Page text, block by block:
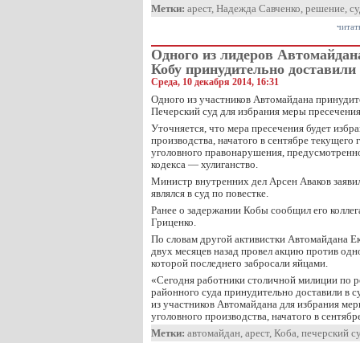
Метки: арест, Надежда Савченко, решение,
Одного из лидеров
Кобу принудительно
Среда, 10 декабря 2014, 16:31
Одного из участников Автомайдана
Печерский суд для избрания меры
Уточняется, что мера пресечения будет
производства, начатого в сентябре текущего
уголовного правонарушения,
кодекса — хулиганство.
Министр внутренних дел Арсен Аваков
являлся в суд по повестке.
Ранее о задержании Кобы сообщил его
Гриценко.
По словам другой активистки Автомайдана
двух месяцев назад провел акцию против
которой последнего забросали яйцами.
«Сегодня работники столичной милиции по
районного суда принудительно доставили в
из участников Автомайдана для избрания
уголовного производства, начатого в
Метки: автомайдан, арест, Коба, печерский